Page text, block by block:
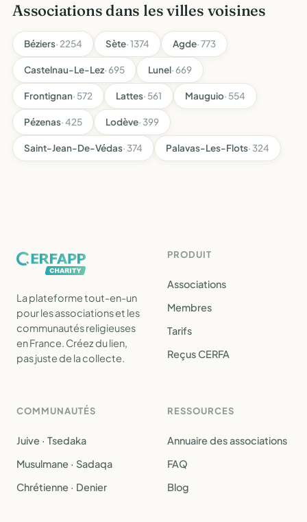
Associations dans les villes voisines
Béziers· 2254 Sète· 1374 Agde· 773
Castelnau-Le-Lez· 695 Lunel· 669
Frontignan· 572 Lattes· 561 Mauguio· 554
Pézenas· 425 Lodève· 399
Saint-Jean-De-Védas· 374 Palavas-Les-Flots· 324
La plateforme tout-en-un
pour les associations et les
communautés religieuses
en France. Créez du lien,
pas juste de la collecte.
PRODUIT
Associations
Membres
Tarifs
Reçus CERFA
COMMUNAUTÉS
Juive · Tsedaka
Musulmane · Sadaqa
Chrétienne · Denier
RESSOURCES
Annuaire des associations
FAQ
Blog